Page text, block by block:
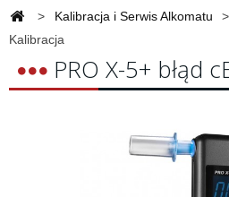
> Kalibracja i Serwis Alkomatu >
Kalibracja
PRO X-5+ błąd